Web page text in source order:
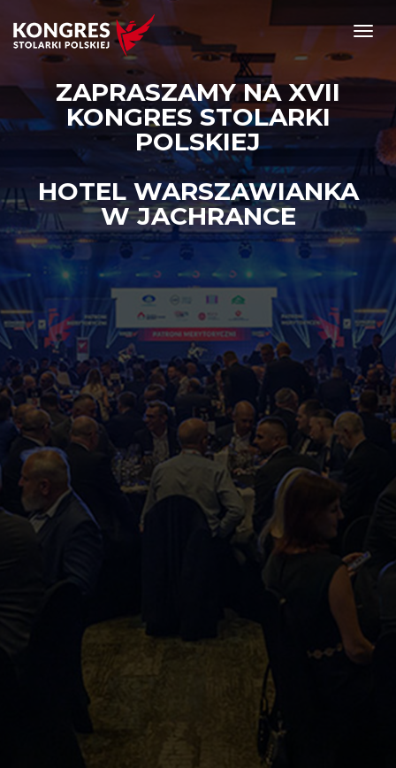
ZAPRASZAMY NA XVII
KONGRES STOLARKI
POLSKIEJ
HOTEL WARSZAWIANKA
W JACHRANCE